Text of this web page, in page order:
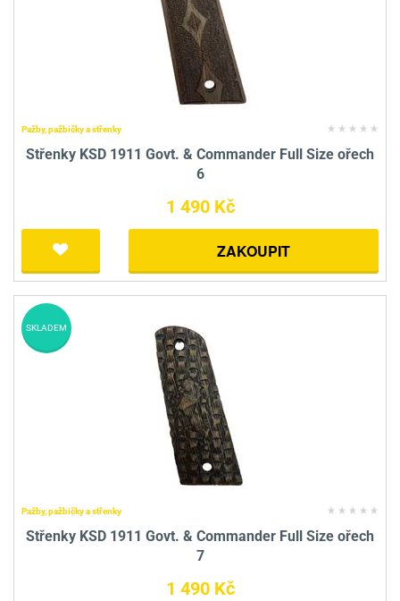
Pažby, pažbičky a střenky
Střenky KSD 1911 Govt. & Commander Full Size ořech
6
1 490 Kč
ZAKOUPIT
Pažby, pažbičky a střenky
Střenky KSD 1911 Govt. & Commander Full Size ořech
7
1 490 Kč
SKLADEM